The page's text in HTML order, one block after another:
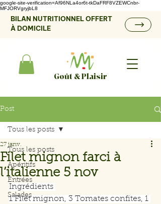
google-site-verification=Af96NLa4or6t-tkDaFRF8VZEWCnbr-
MFJORVgryjbL8
BILAN NUTRITIONNEL OFFERT
À DOMICILE
Goût & Plaisir
Post
Tous les posts
Apéritifs
Entrées
Salades
Tous les posts
Filet mignon farci à
l’italienne 5 nov
27 janv.
Ingrédients
1 Filet mignon, 3 Tomates confites, 1